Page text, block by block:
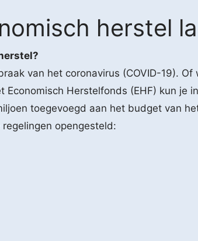
herstel
van het coronavirus (COVID-19).
Herstelfonds (EHF) kun je
toegevoegd aan het budget van
opengesteld: